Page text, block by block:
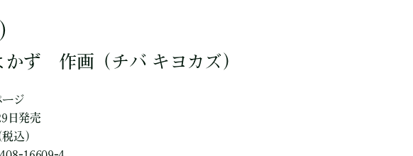
かず 作画 （チバ キヨカズ）
ージ
日発売
込）